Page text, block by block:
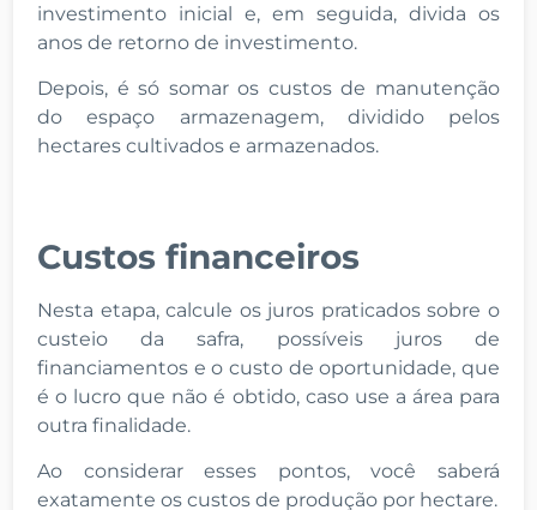
investimento inicial e, em seguida, divida os
anos de retorno de investimento.
Depois, é só somar os custos de manutenção
do espaço armazenagem, dividido pelos
hectares cultivados e armazenados.
Custos financeiros
Nesta etapa, calcule os juros praticados sobre o
custeio da safra, possíveis juros de
financiamentos e o custo de oportunidade, que
é o lucro que não é obtido, caso use a área para
outra finalidade.
Ao considerar esses pontos, você saberá
exatamente os custos de produção por hectare.